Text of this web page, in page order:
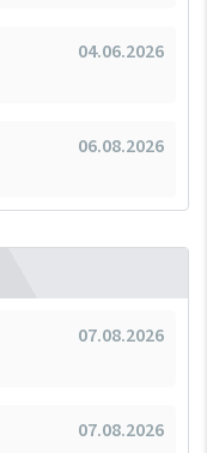
04.06.2026
06.08.2026
07.08.2026
07.08.2026